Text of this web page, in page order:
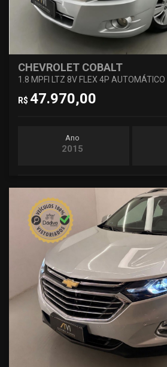
CHEVROLET COBALT
1.8 MPFI LTZ 8V FLEX 4P AUTOMÁTICO
R$ 47.970,00
Ano
2015